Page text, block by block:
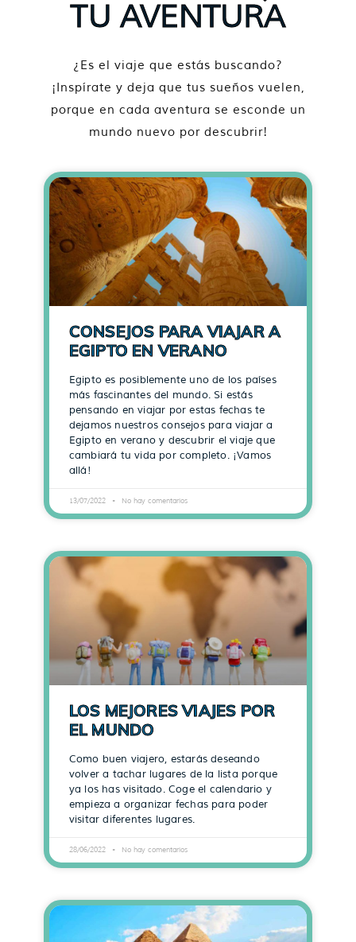
TU AVENTURA
¿Es el viaje que estás buscando?
¡Inspírate y deja que tus sueños vuelen,
porque en cada aventura se esconde un
mundo nuevo por descubrir!
CONSEJOS PARA VIAJAR A
EGIPTO EN VERANO
Egipto es posiblemente uno de los países
más fascinantes del mundo. Si estás
pensando en viajar por estas fechas te
dejamos nuestros consejos para viajar a
Egipto en verano y descubrir el viaje que
cambiará tu vida por completo. ¡Vamos
allá!
13/07/2022 No hay comentarios
LOS MEJORES VIAJES POR
EL MUNDO
Como buen viajero, estarás deseando
volver a tachar lugares de la lista porque
ya los has visitado. Coge el calendario y
empieza a organizar fechas para poder
visitar diferentes lugares.
28/06/2022 No hay comentarios